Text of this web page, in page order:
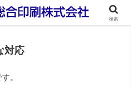
販・オンデマンド印刷
対応
。
検索